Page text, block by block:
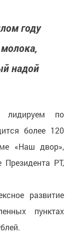
году
надой
лидируем по
более 120
«Наш двор»,
РТ,
развитие
пунктах